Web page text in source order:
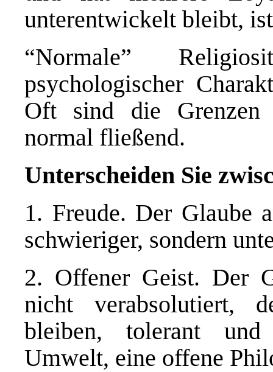
unterentwickelt bleibt,
“Normale”
psychologischer
Oft sind die Grenzen
normal fließend.
Unterscheiden Sie
1. Freude. Der Glaube
schwieriger, sondern
2. Offener Geist. Der
nicht verabsolutiert,
bleiben, tolerant und
Umwelt, eine offene